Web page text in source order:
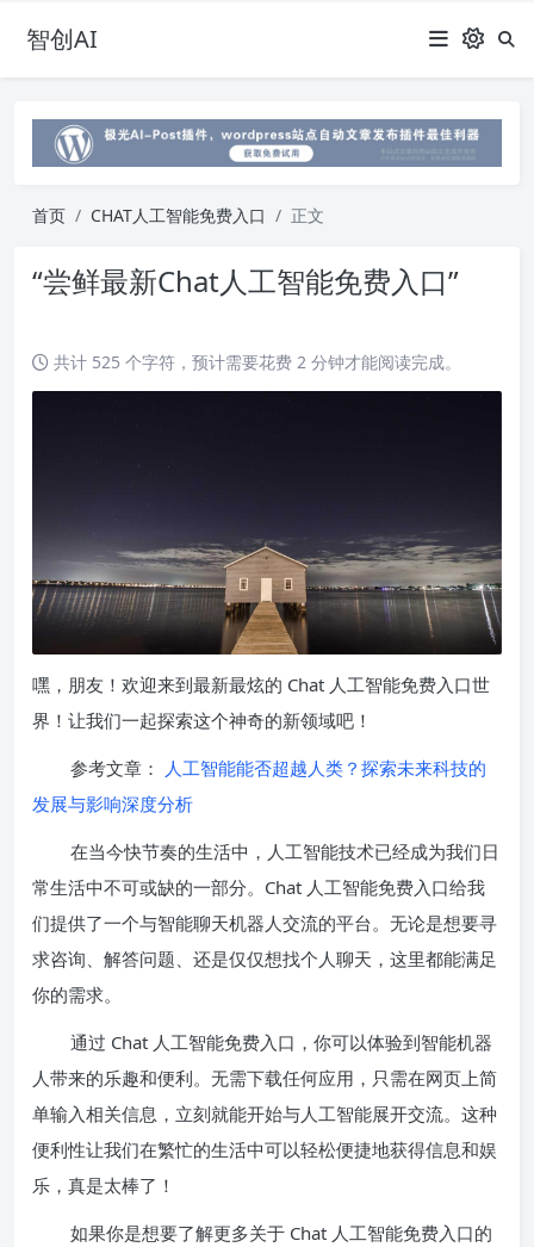
智创AI
首页 CHAT人工智能免费入口 正文
“尝鲜最新Chat人工智能免费入口”
共计 525 个字符，预计需要花费 2 分钟才能阅读完成。
嘿，朋友！欢迎来到最新最炫的 Chat 人工智能免费入口世
界！让我们一起探索这个神奇的新领域吧！
参考文章： 人工智能能否超越人类？探索未来科技的
发展与影响深度分析
在当今快节奏的生活中，人工智能技术已经成为我们日
常生活中不可或缺的一部分。Chat 人工智能免费入口给我
们提供了一个与智能聊天机器人交流的平台。无论是想要寻
求咨询、解答问题、还是仅仅想找个人聊天，这里都能满足
你的需求。
通过 Chat 人工智能免费入口，你可以体验到智能机器
人带来的乐趣和便利。无需下载任何应用，只需在网页上简
单输入相关信息，立刻就能开始与人工智能展开交流。这种
便利性让我们在繁忙的生活中可以轻松便捷地获得信息和娱
乐，真是太棒了！
如果你是想要了解更多关于 Chat 人工智能免费入口的